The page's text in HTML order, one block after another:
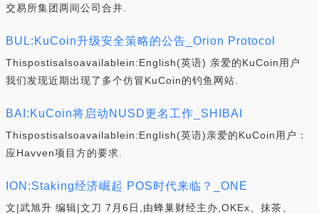
交易所集团两间公司合并.
BUL:KuCoin升级安全策略的公告_Orion Protocol
Thispostisalsoavailablein:English(英语) 亲爱的KuCoin用户
我们发现近期出现了多个仿冒KuCoin的钓鱼网站.
BAI:KuCoin将启动NUSD更名工作_SHIBAI
Thispostisalsoavailablein:English(英语)亲爱的KuCoin用户：
应Havven项目方的要求.
ION:Staking经济崛起 POS时代来临？_ONE
文|武旭升 编辑|文刀 7月6日,由蜂巢财经主办,OKEx、抹茶、